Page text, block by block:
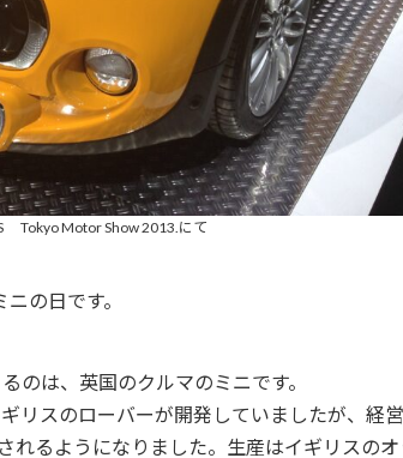
Tokyo Motor Show 2013.にて
ニの日です。
のは、英国のクルマのミニです。
リスのローバーが開発していましたが、経
るようになりました。生産はイギリスのオ